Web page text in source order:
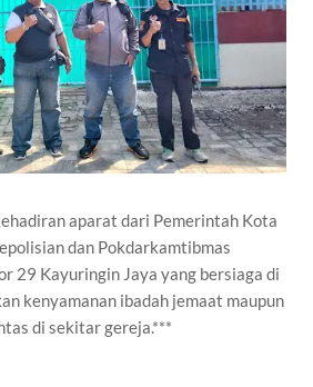
aparat dari Pemerintah Kota
dan Pokdarkamtibmas
29 Kayuringin Jaya yang bersiaga di
kenyamanan ibadah jemaat maupun
di sekitar gereja.***